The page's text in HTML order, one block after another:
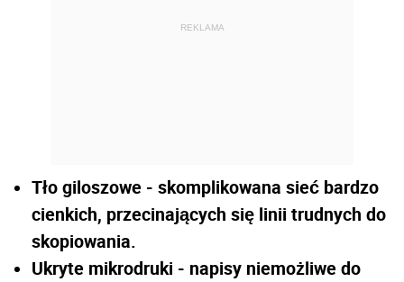
REKLAMA
Tło giloszowe - skomplikowana sieć bardzo
cienkich, przecinających się linii trudnych do
skopiowania.
Ukryte mikrodruki - napisy niemożliwe do